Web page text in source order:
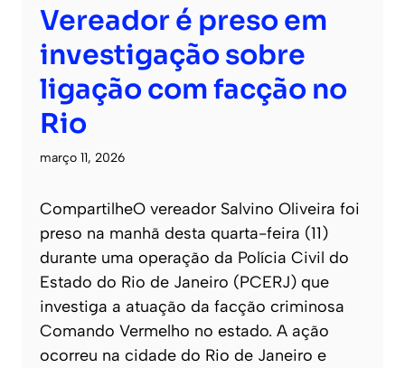
Vereador é preso em
investigação sobre
ligação com facção no
Rio
março 11, 2026
CompartilheO vereador Salvino Oliveira foi
preso na manhã desta quarta-feira (11)
durante uma operação da Polícia Civil do
Estado do Rio de Janeiro (PCERJ) que
investiga a atuação da facção criminosa
Comando Vermelho no estado. A ação
ocorreu na cidade do Rio de Janeiro e